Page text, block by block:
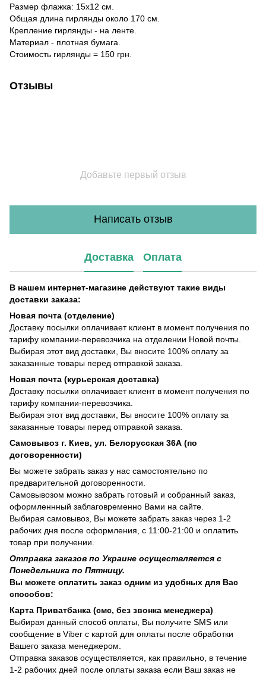
Размер флажка: 15х12 см.
Общая длина гирлянды около 170 см.
Крепление гирлянды - на ленте.
Материал - плотная бумага.
Стоимость гирлянды = 150 грн.
Отзывы
Добавьте первый отзыв
Написать отзыв
Доставка Оплата
В нашем интернет-магазине действуют такие виды
доставки заказа:
Новая почта (отделение)
Доставку посылки оплачивает клиент в момент получения по
тарифу компании-перевозчика на отделении Новой почты.
Выбирая этот вид доставки, Вы вносите 100% оплату за
заказанные товары перед отправкой заказа.
Новая почта (курьерская доставка)
Доставку посылки оплачивает клиент в момент получения по
тарифу компании-перевозчика.
Выбирая этот вид доставки, Вы вносите 100% оплату за
заказанные товары перед отправкой заказа.
Самовывоз г. Киев, ул. Белорусская 36А (по
договоренности)
Вы можете забрать заказ у нас самостоятельно по
предварительной договоренности.
Самовывозом можно забрать готовый и собранный заказ,
оформленнный заблаговременно Вами на сайте.
Выбирая самовывоз, Вы можете забрать заказ через 1-2
рабочих дня после оформления, с 11:00-21:00 и оплатить
товар при получении.
Отправка заказов по Украине осуществляется с
Понедельника по Пятницу.
Вы можете оплатить заказ одним из удобных для Вас
способов:
Карта Приватбанка (смс, без звонка менеджера)
Выбирая данный способ оплаты, Вы получите SMS или
сообщение в Viber с картой для оплаты после обработки
Вашего заказа менеджером.
Отправка заказов осуществляется, как правильно, в течение
1-2 рабочих дней после оплаты заказа если Ваш заказ не